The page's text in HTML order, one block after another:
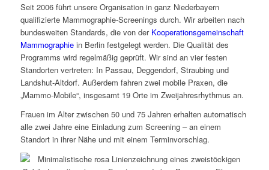
Seit 2006 führt unsere Organisation in ganz Niederbayern
qualifizierte Mammographie-Screenings durch. Wir arbeiten nach
bundesweiten Standards, die von der Kooperationsgemeinschaft
Mammographiein Berlin festgelegt werden. Die Qualität des
Programms wird regelmäßig geprüft. Wir sind an vier festen
Standorten vertreten: In Passau, Deggendorf, Straubing und
Landshut-Altdorf. Außerdem fahren zwei mobile Praxen, die
„Mammo-Mobile“, insgesamt 19 Orte im Zweijahresrhythmus an.
Frauen im Alter zwischen 50 und 75 Jahren erhalten automatisch
alle zwei Jahre eine Einladung zum Screening – an einem
Standort in ihrer Nähe und mit einem Terminvorschlag.